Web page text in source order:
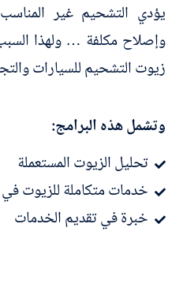
يؤدي التشحيم غير
وإصلاح مكلفة … ولهذا
زيوت التشحيم للسيارات
وتشمل هذه البرامج:
تحليل الزيوت المستعملة
خدمات متكاملة للزيوت
خبرة في تقديم الخدمات